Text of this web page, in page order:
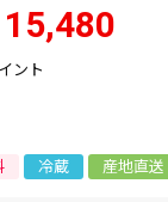
15,480
ント
冷蔵 産地直送